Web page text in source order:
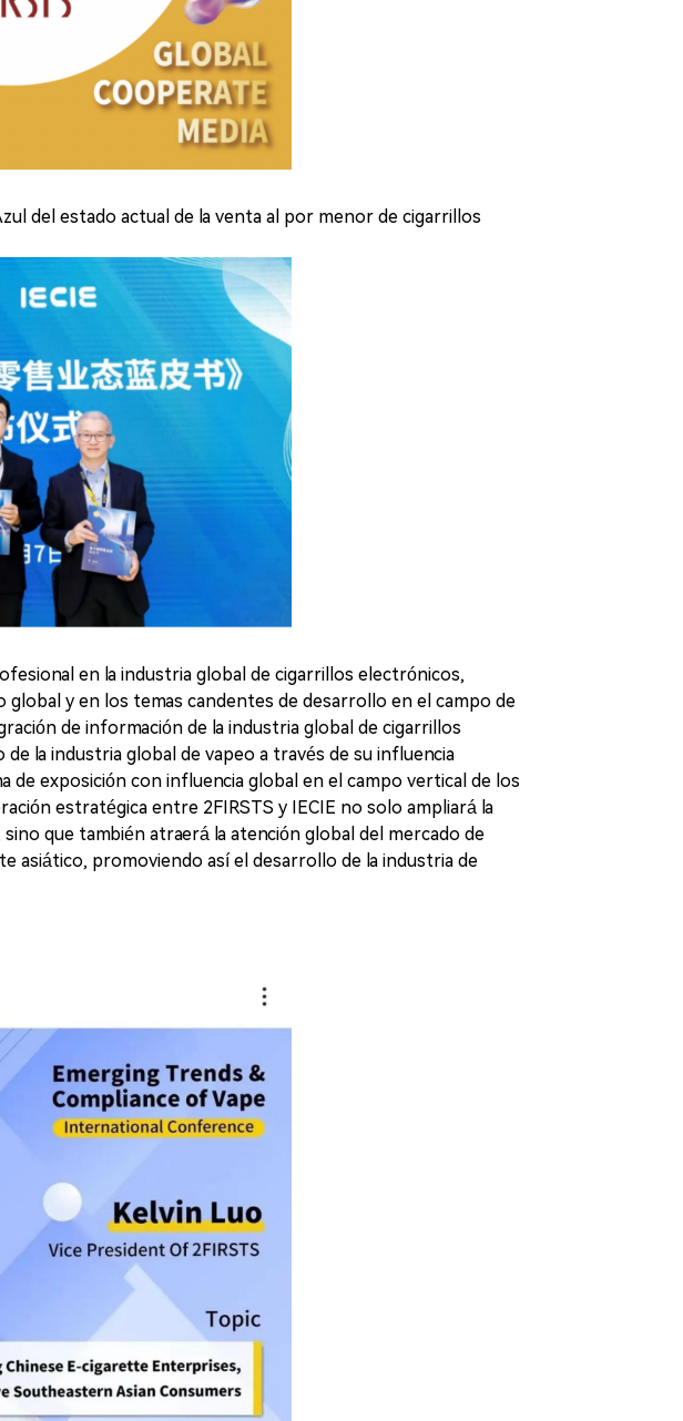
del estado actual de la venta al por menor de cigarrillos
en la industria global de cigarrillos electrónicos,
global y en los temas candentes de desarrollo en el campo de
de información de la industria global de cigarrillos
la industria global de vapeo a través de su influencia
de exposición con influencia global en el campo vertical de los
estratégica entre 2FIRSTS y IECIE no solo ampliará la
que también atraerá la atención global del mercado de
asiático, promoviendo así el desarrollo de la industria de